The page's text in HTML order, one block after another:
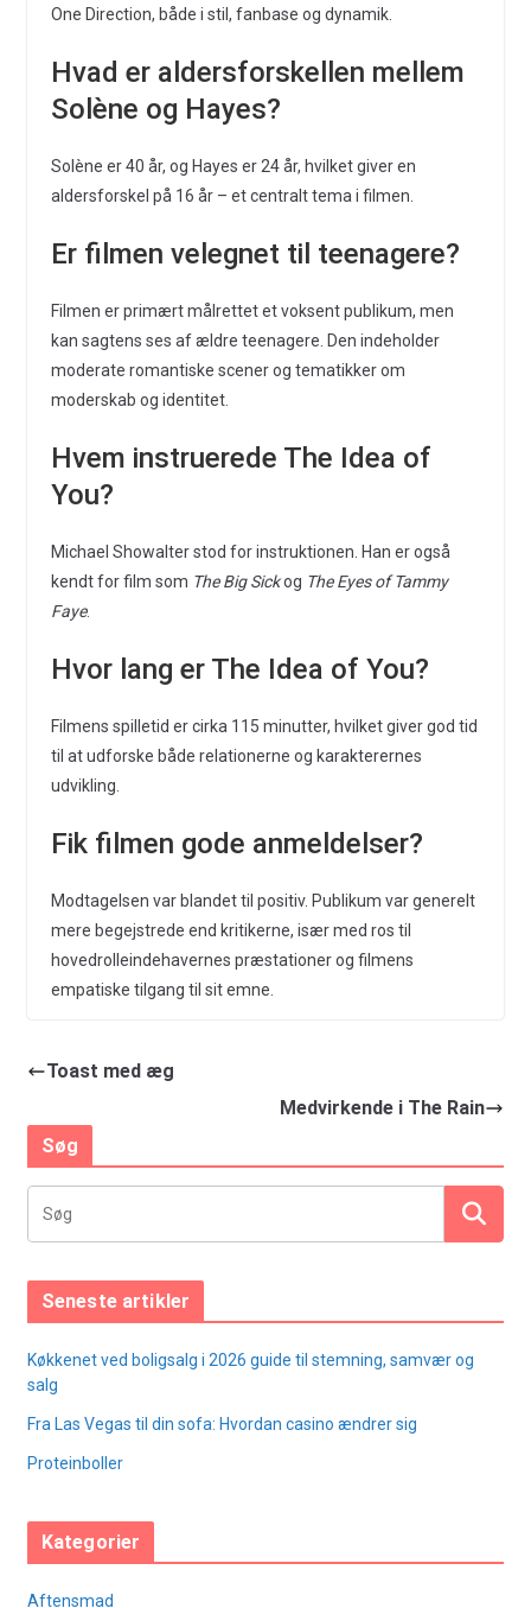
One Direction, både i stil, fanbase og dynamik.
Hvad er aldersforskellen mellem
Solène og Hayes?
Solène er 40 år, og Hayes er 24 år, hvilket giver en
aldersforskel på 16 år – et centralt tema i filmen.
Er filmen velegnet til teenagere?
Filmen er primært målrettet et voksent publikum, men
kan sagtens ses af ældre teenagere. Den indeholder
moderate romantiske scener og tematikker om
moderskab og identitet.
Hvem instruerede The Idea of
You?
Michael Showalter stod for instruktionen. Han er også
kendt for film som The Big Sickog The Eyes of Tammy
Faye.
Hvor lang er The Idea of You?
Filmens spilletid er cirka 115 minutter, hvilket giver god tid
til at udforske både relationerne og karakterernes
udvikling.
Fik filmen gode anmeldelser?
Modtagelsen var blandet til positiv. Publikum var generelt
mere begejstrede end kritikerne, især med ros til
hovedrolleindehavernes præstationer og filmens
empatiske tilgang til sit emne.
Toast med æg
Medvirkende i The Rain
Søg
Seneste artikler
Køkkenet ved boligsalg i 2026 guide til stemning, samvær og
salg
Fra Las Vegas til din sofa: Hvordan casino ændrer sig
Proteinboller
Kategorier
Aftensmad